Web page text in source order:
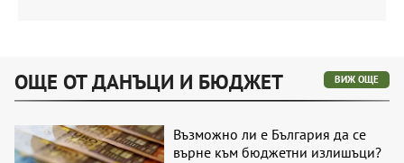
ОЩЕ ОТ ДАНЪЦИ И БЮДЖЕТ ВИЖ ОЩЕ
Възможно ли е България да се
върне към бюджетни излишъци?